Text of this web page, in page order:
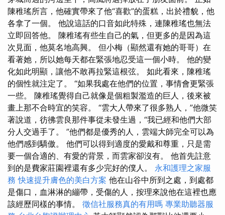
陳稚瑤所言，他確實帶來了他“喜歡”的蛋糕，出於禮貌，他
各拿了一個。 他說這話的口音如此特殊，連陳稚瑤也無法
立即回答他。 陳稚瑤有些生自己的氣，但更多的是因為這
次見面，他莫名地高興。 但小梅（顯然還有她的哥哥）在
看著她，所以她每天都在緊張地忍受這一個小時。 他的變
化如此明顯，讓他不敢再拉緊這根弦。 如此看來，陳稚瑤
的個性就注定了。 “如果我處在他們的位置，事情會更緊張
一些。 陳稚瑤覺得自己就像是個粗製濫造的巨人，後來被
畫上那不合時宜的笑容。 “雲大人帶來了很多熟人，”他微笑
著說道，彷彿雲良那件事從未發生過，“我已經和他們大部
分人交過手了。 ”他們都是優秀的人，雲端大師完全可以為
他們感到驕傲。 他們可以得到適度的愛戴和尊重，只是需
要一個合適的、有愛的背景，而雲家卻沒有。 他首先註意
到的是費家莊園裡還有多少完好的僕人。 永和護理之家服
務 快速提升膚色的美白方案 他在山谷中所到之處，到處都
是傷口，血淋淋的繃帶，受傷的人，按理來說他在這裡也應
該經歷同樣的事情。 徵信社服務真的有用嗎 專業助聽器服